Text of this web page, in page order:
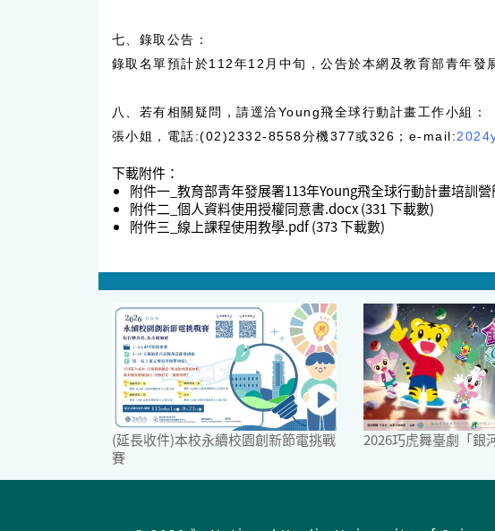
七、錄取公告：
錄取名單預計於112年12月中旬，公告於本網及教育部青年發
八、若有相關疑問，請逕洽Young飛全球行動計畫工作小組：
張小姐，電話:(02)2332-8558分機377或326；e-mail:
下載附件：
附件一_教育部青年發展署113年Young飛全球行動計畫培訓
附件二_個人資料使用授權同意書.docx (331 下載數)
附件三_線上課程使用教學.pdf (373 下載數)
(延長收件)本校永續校園創新節電挑戰
賽
2026巧虎舞臺劇「銀